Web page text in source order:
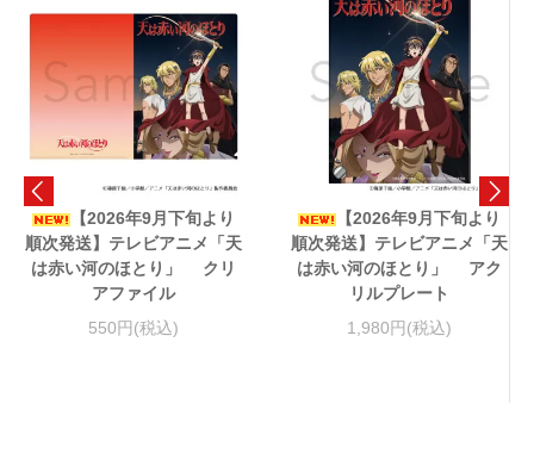
【2026年9月下旬より
順次発送】テレビアニメ「天
は赤い河のほとり」 クリ
アファイル
550円(税込)
【2026年9月下旬より
順次発送】テレビアニメ「天
は赤い河のほとり」 アク
リルプレート
1,980円(税込)